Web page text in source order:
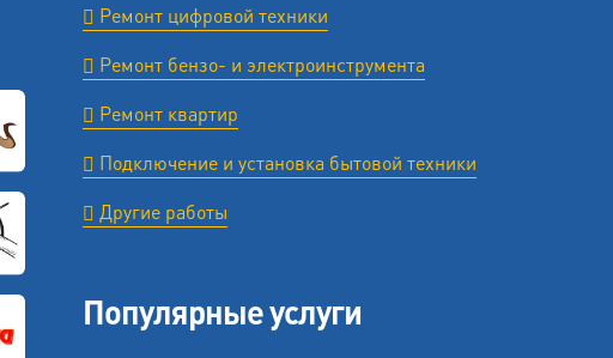
Ремонт цифровой техники
Ремонт бензо- и электроинструмента
Ремонт квартир
Подключение и установка бытовой техники
Другие работы
Популярные услуги